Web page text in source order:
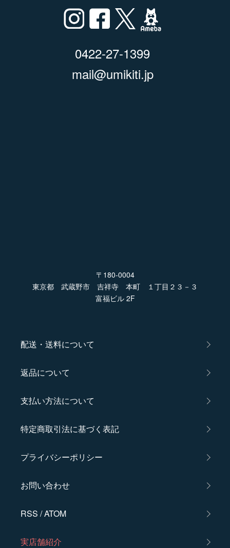
0422-27-1399
mail@umikiti.jp
〒180-0004
東京都 武蔵野市 吉祥寺 本町 １丁目２３－３
富福ビル 2F
配送・送料について
返品について
支払い方法について
特定商取引法に基づく表記
プライバシーポリシー
お問い合わせ
RSS /ATOM
実店舗紹介